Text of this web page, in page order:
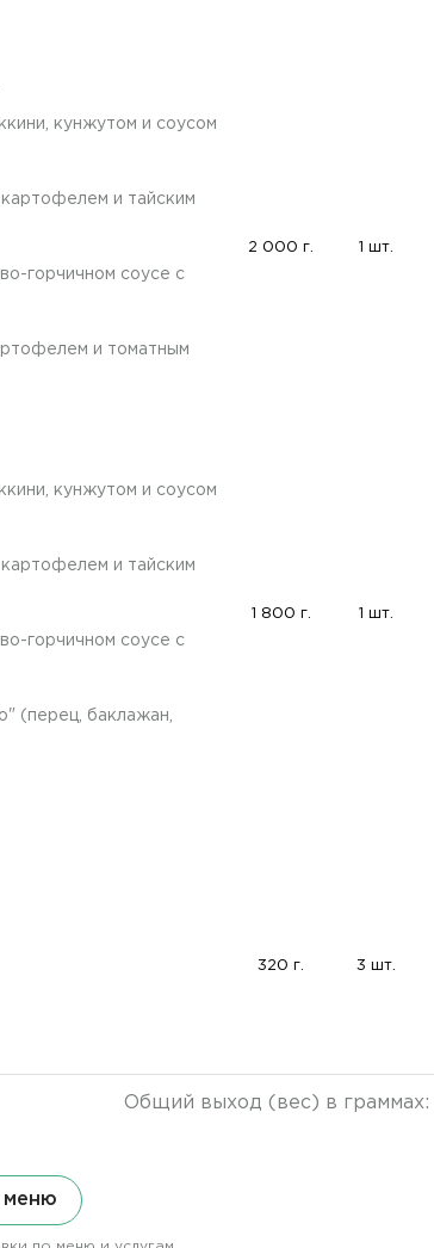
кунжутом и соусом
и тайским
горчичном соусе с
и томатным
2 000 г. 1 шт.
кунжутом и соусом
и тайским
горчичном соусе с
(перец, баклажан,
1 800 г. 1 шт.
320 г. 3 шт.
Общий выход (вес) в граммах:
меню